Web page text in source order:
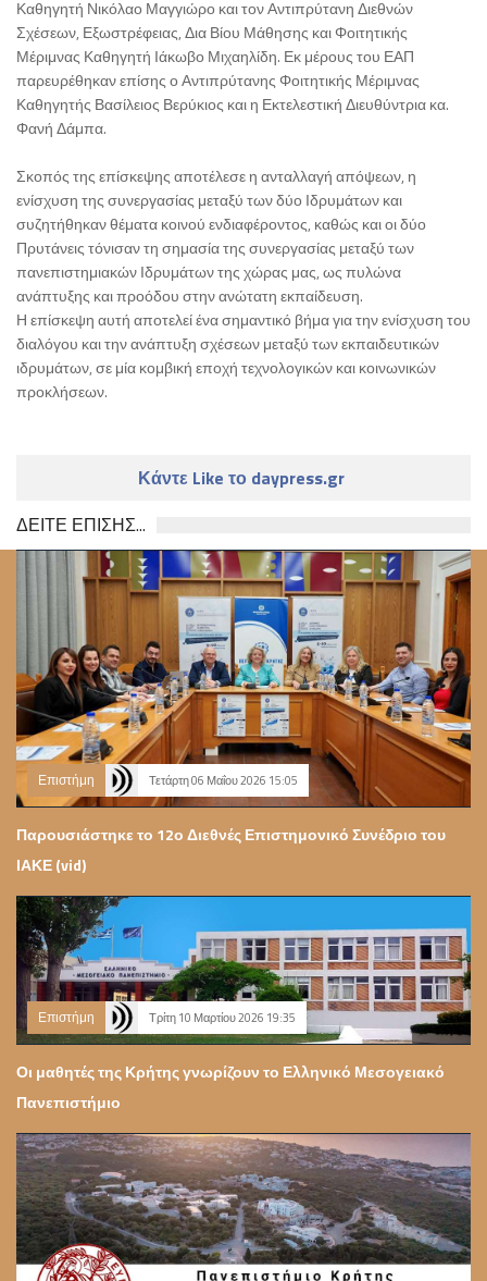
Καθηγητή Νικόλαο Μαγγιώρο και τον Αντιπρύτανη Διεθνών
Σχέσεων, Εξωστρέφειας, Δια Βίου Μάθησης και Φοιτητικής
Μέριμνας Καθηγητή Ιάκωβο Μιχαηλίδη. Εκ μέρους του ΕΑΠ
παρευρέθηκαν επίσης ο Αντιπρύτανης Φοιτητικής Μέριμνας
Καθηγητής Βασίλειος Βερύκιος και η Εκτελεστική Διευθύντρια κα.
Φανή Δάμπα.
Σκοπός της επίσκεψης αποτέλεσε η ανταλλαγή απόψεων, η
ενίσχυση της συνεργασίας μεταξύ των δύο Ιδρυμάτων και
συζητήθηκαν θέματα κοινού ενδιαφέροντος, καθώς και οι δύο
Πρυτάνεις τόνισαν τη σημασία της συνεργασίας μεταξύ των
πανεπιστημιακών Ιδρυμάτων της χώρας μας, ως πυλώνα
ανάπτυξης και προόδου στην ανώτατη εκπαίδευση.
Η επίσκεψη αυτή αποτελεί ένα σημαντικό βήμα για την ενίσχυση του
διαλόγου και την ανάπτυξη σχέσεων μεταξύ των εκπαιδευτικών
ιδρυμάτων, σε μία κομβική εποχή τεχνολογικών και κοινωνικών
προκλήσεων.
Κάντε Like το daypress.gr
ΔΕΙΤΕ ΕΠΙΣΗΣ...
Επιστήμη Τετάρτη 06 Μαΐου 2026 15:05
Παρουσιάστηκε το 12ο Διεθνές Επιστημονικό Συνέδριο του
ΙΑΚΕ (vid)
Επιστήμη Τρίτη 10 Μαρτίου 2026 19:35
Οι μαθητές της Κρήτης γνωρίζουν το Ελληνικό Μεσογειακό
Πανεπιστήμιο